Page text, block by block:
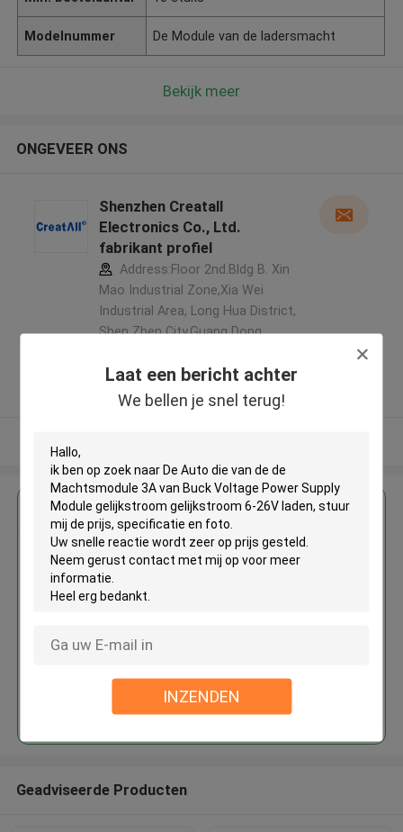
Laat een bericht achter
We bellen je snel terug!
INZENDEN
Modelnummer De Module van de ladersmacht
Bekijk meer
ONGEVEER ONS
Shenzhen Creatall
Electronics Co., Ltd.
fabrikant profiel
Address:Floor 2nd.Bldg B. Xin
Mao Industrial Zone,Xia Wei
Industrial Area, Long Hua District,
Shen Zhen City,Guang Dong
5.0
Geverifieerde Leverancier
Krijg de beste prijs voor
De Auto die van de de
Voltage Power Supply Module
laden
Doorgaan
Geadviseerde Producten